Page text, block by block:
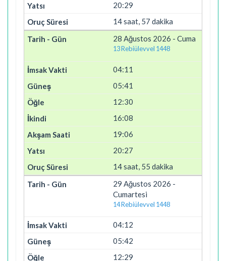
20:29
14 saat, 57 dakika
28 Ağustos 2026 - Cuma
13 Rebiülevvel 1448
04:11
05:41
12:30
16:08
19:06
20:27
14 saat, 55 dakika
29 Ağustos 2026 -
Cumartesi
14 Rebiülevvel 1448
04:12
05:42
12:29